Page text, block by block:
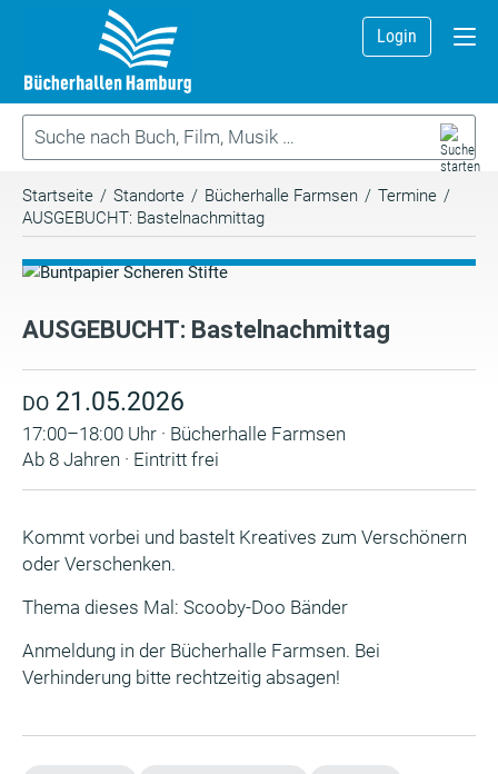
Login
Startseite / Standorte / Bücherhalle Farmsen / Termine /
AUSGEBUCHT: Bastelnachmittag
AUSGEBUCHT: Bastelnachmittag
DO 21.05.2026
17:00–18:00 Uhr · Bücherhalle Farmsen
Ab 8 Jahren · Eintritt frei
Kommt vorbei und bastelt Kreatives zum Verschönern
oder Verschenken.
Thema dieses Mal: Scooby-Doo Bänder
Anmeldung in der Bücherhalle Farmsen. Bei
Verhinderung bitte rechtzeitig absagen!